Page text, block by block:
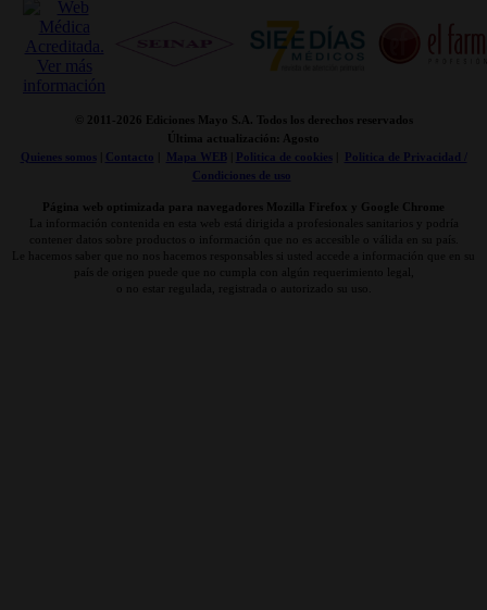
© 2011- 2026 Ediciones Mayo S.A. Todos los derechos reservados
Última actualización: Agosto
Quienes somos| Contacto Mapa WEB| Politica de cookies|
Politica de Privacidad /
Condiciones de uso
Página web optimizada para navegadores Mozilla Firefox y Google Chrome
La información contenida en esta web está dirigida a profesionales sanitarios y podría
contener datos sobre productos o información que no es accesible o válida en su país.
Le hacemos saber que no nos hacemos responsables si usted accede a información que en su
país de origen puede que no cumpla con algún requerimiento legal,
o no estar regulada, registrada o autorizado su uso.